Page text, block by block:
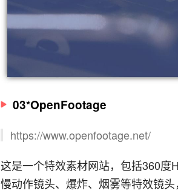
03*OpenFootage
https://www.openfootage.net/
这是一个特效素材网站，包括360
慢动作镜头、爆炸、烟雾等特效镜